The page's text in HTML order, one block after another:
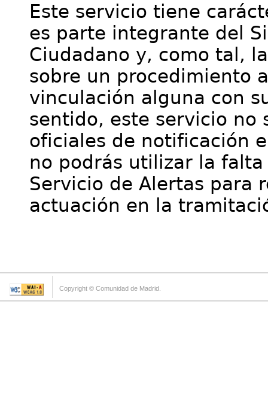
Este servicio tiene
es parte integrante del
Ciudadano y, como tal,
sobre un procedimiento
vinculación alguna con
sentido, este servicio no
oficiales de notificación
no podrás utilizar la
Servicio de Alertas para
actuación en la
Copyright © Comunidad de Madrid.